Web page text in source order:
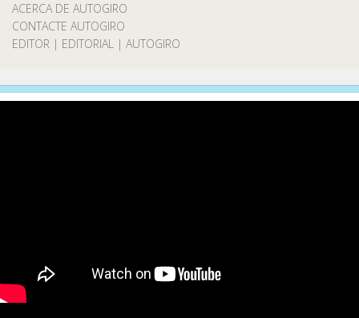
ACERCA DE AUTOGIRO
CONTACTE AUTOGIRO
EDITOR | EDITORIAL | AUTOGIRO